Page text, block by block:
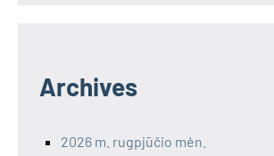
Archives
2026 m. rugpjūčio mėn.